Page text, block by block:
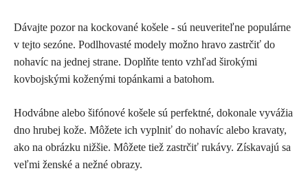
Dávajte pozor na kockované košele - sú neuveriteľne populárne
v tejto sezóne. Podlhovasté modely možno hravo zastrčiť do
nohavíc na jednej strane. Doplňte tento vzhľad širokými
kovbojskými koženými topánkami a batohom.
Hodvábne alebo šifónové košele sú perfektné, dokonale vyvážia
dno hrubej kože. Môžete ich vyplniť do nohavíc alebo kravaty,
ako na obrázku nižšie. Môžete tiež zastrčiť rukávy. Získavajú sa
veľmi ženské a nežné obrazy.